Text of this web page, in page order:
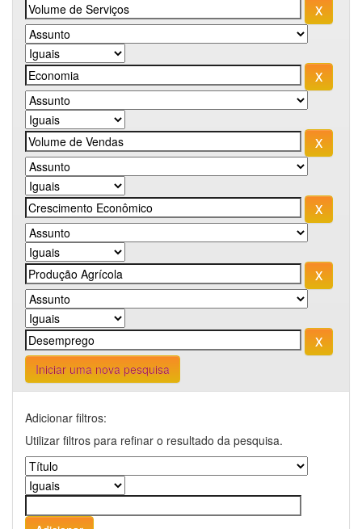
Iniciar uma nova pesquisa
Adicionar filtros:
Utilizar filtros para refinar o resultado da pesquisa.